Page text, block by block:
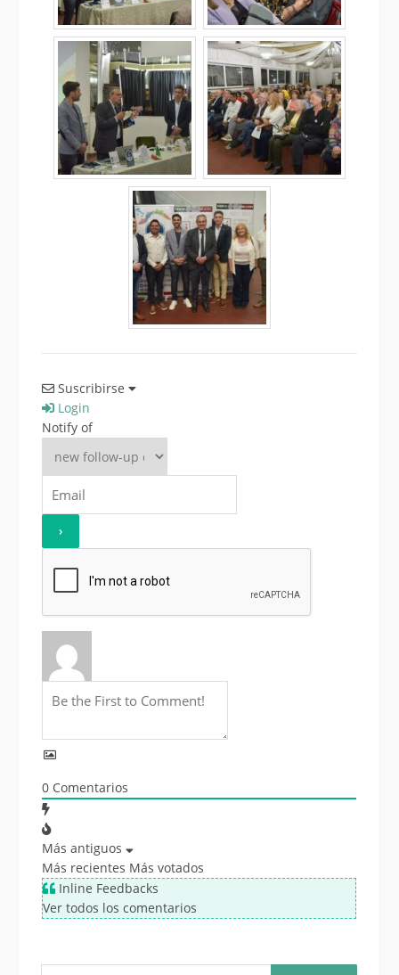
Suscribirse
Login
Notify of
0Comentarios
Más antiguos
Más recientes Más votados
Inline Feedbacks
Ver todos los comentarios
Buscar: